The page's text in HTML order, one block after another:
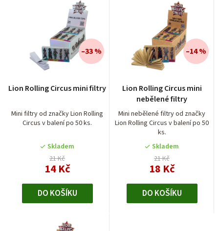
r
d
Lion Rolling Circus mini filtry
Mini filtry od značky Lion Rolling
Circus v balení po 50 ks.
Skladem
21 Kč
14 Kč
–33 %
DO KOŠÍKU
Lion Rolling Circus mini
nebělené filtry
Mini nebělené filtry od značky
Lion Rolling Circus v balení po 50
ks.
Skladem
21 Kč
18 Kč
–14 %
DO KOŠÍKU